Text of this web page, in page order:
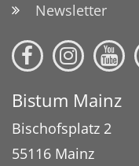
Newsletter
Bistum Mainz
Bischofsplatz 2
55116 Mainz